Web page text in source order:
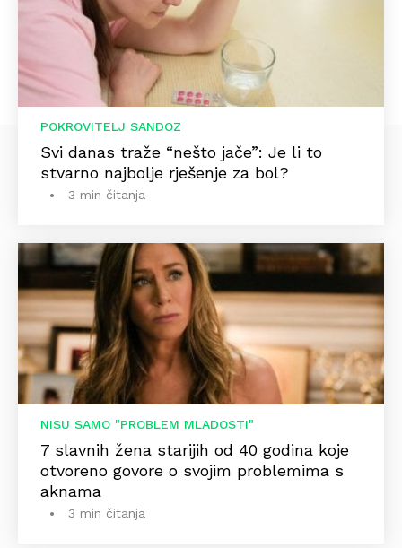
POKROVITELJ SANDOZ
Svi danas traže “nešto jače”: Je li to
stvarno najbolje rješenje za bol?
3 min čitanja
NISU SAMO "PROBLEM MLADOSTI"
7 slavnih žena starijih od 40 godina koje
otvoreno govore o svojim problemima s
aknama
3 min čitanja